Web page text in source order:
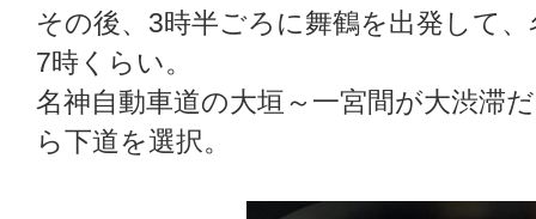
その後、3時半ごろに舞鶴を出発して
7時くらい。
名神自動車道の大垣～一宮間が大渋滞
ら下道を選択。